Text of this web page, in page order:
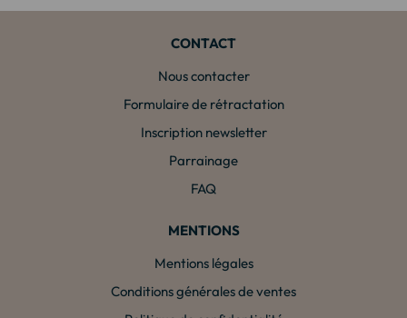
CONTACT
Nous contacter
Formulaire de rétractation
Inscription newsletter
Parrainage
FAQ
MENTIONS
Mentions légales
Conditions générales de ventes